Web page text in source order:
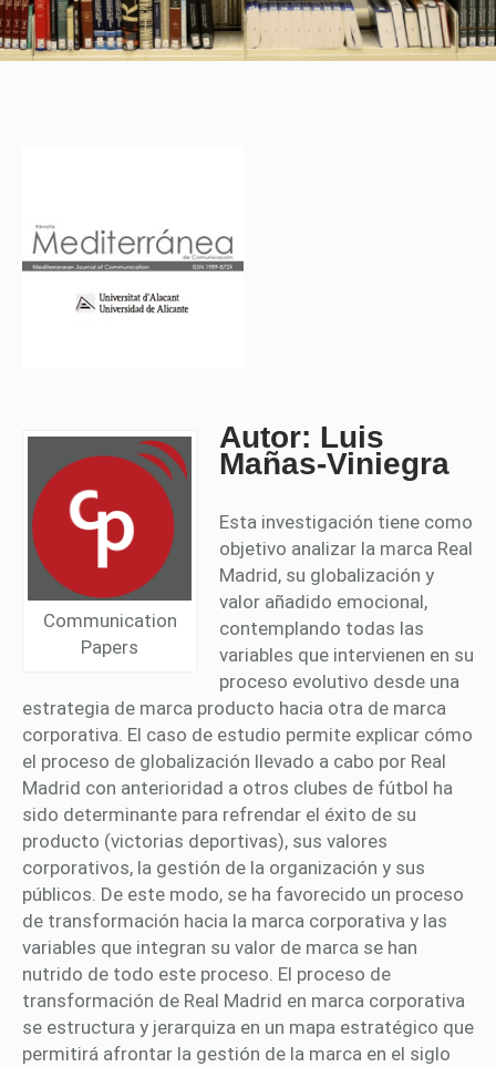
Communication
Papers
Autor: Luis
Mañas-Viniegra
Esta investigación tiene como
objetivo analizar la marca Real
Madrid, su globalización y
valor añadido emocional,
contemplando todas las
variables que intervienen en su
proceso evolutivo desde una
estrategia de marca producto hacia otra de marca
corporativa. El caso de estudio permite explicar cómo
el proceso de globalización llevado a cabo por Real
Madrid con anterioridad a otros clubes de fútbol ha
sido determinante para refrendar el éxito de su
producto (victorias deportivas), sus valores
corporativos, la gestión de la organización y sus
públicos. De este modo, se ha favorecido un proceso
de transformación hacia la marca corporativa y las
variables que integran su valor de marca se han
nutrido de todo este proceso. El proceso de
transformación de Real Madrid en marca corporativa
se estructura y jerarquiza en un mapa estratégico que
permitirá afrontar la gestión de la marca en el siglo